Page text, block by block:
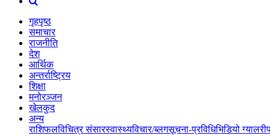
गृहपृष्ठ
समाचार
राजनीति
देश
आर्थिक
अन्तर्राष्ट्रिय
शिक्षा
मनोरञ्जन
खेलकुद
अन्य
राशिफलविचित्र संसारस्वास्थ्यविचार/ब्लगसूचना-प्रविधिभिडियो ग्यालरी